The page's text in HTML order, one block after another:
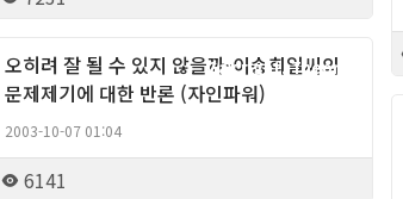
Gay right, Theory
오히려 잘 될 수 있지 않을까-이송희일씨의
문제제기에 대한 반론 (자인파워)
2003-10-07 01:04
6141